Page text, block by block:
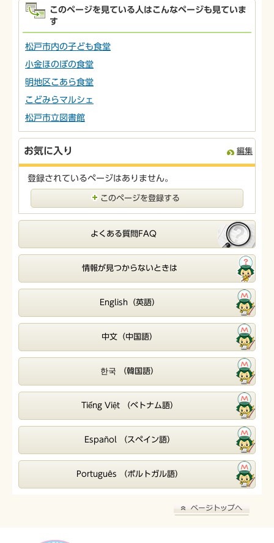
このページを見ている人はこんなページも見ていま
す
松戸市内の子ども食堂
小金ほのぼの食堂
明地区こあら食堂
こどみらマルシェ
松戸市立図書館
お気に入り 編集
登録されているページはありません。
このページを登録する
よくある質問FAQ
情報が見つからないときは
English（英語）
中文（中国語）
한국 （韓国語）
Tiếng Việt （ベトナム語）
Español （スペイン語）
Português （ポルトガル語）